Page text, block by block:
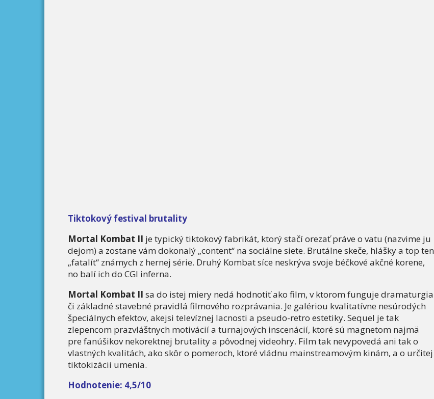
Tiktokový festival brutality
Mortal Kombat II je typický tiktokový fabrikát, ktorý stačí orezať práve o vatu (nazvime ju
dejom) a zostane vám dokonalý „content“ na sociálne siete. Brutálne skeče, hlášky a top ten
„fatalít“ známych z hernej série. Druhý Kombat síce neskrýva svoje béčkové akčné korene,
no balí ich do CGI inferna.
Mortal Kombat II sa do istej miery nedá hodnotiť ako film, v ktorom funguje dramaturgia
či základné stavebné pravidlá filmového rozprávania. Je galériou kvalitatívne nesúrodých
špeciálnych efektov, akejsi televíznej lacnosti a pseudo-retro estetiky. Sequel je tak
zlepencom prazvláštnych motivácií a turnajových inscenácií, ktoré sú magnetom najmä
pre fanúšikov nekorektnej brutality a pôvodnej videohry. Film tak nevypovedá ani tak o
vlastných kvalitách, ako skôr o pomeroch, ktoré vládnu mainstreamovým kinám, a o určitej
tiktokizácii umenia.
Hodnotenie: 4,5/10